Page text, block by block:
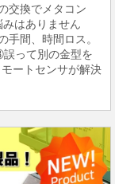
交換でメタコン
はありません
間、時間ロス。
って別の金型を
ートセンサが解決